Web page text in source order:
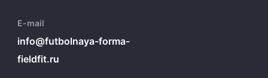
E-mail
info@futbolnaya-forma-
fieldfit.ru